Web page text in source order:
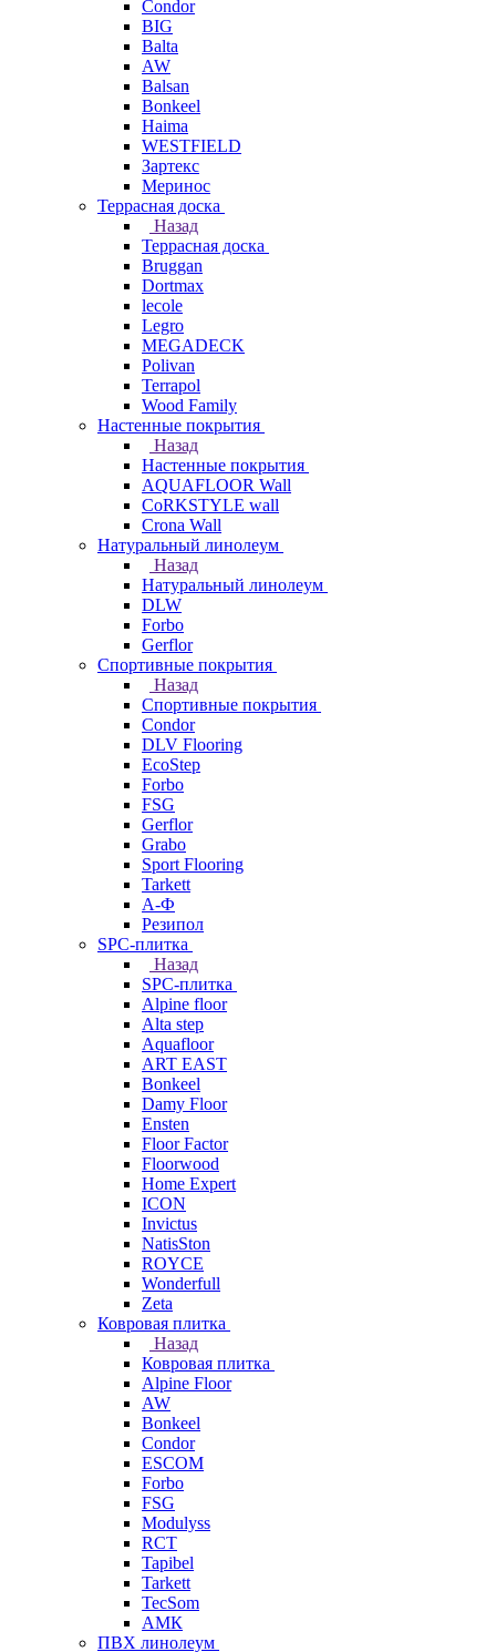
Condor
BIG
Balta
AW
Balsan
Bonkeel
Haima
WESTFIELD
Зартекс
Меринос
Террасная доска
Назад
Террасная доска
Bruggan
Dortmax
lecole
Legro
MEGADECK
Polivan
Terrapol
Wood Family
Настенные покрытия
Назад
Настенные покрытия
AQUAFLOOR Wall
CoRKSTYLE wall
Crona Wall
Натуральный линолеум
Назад
Натуральный линолеум
DLW
Forbo
Gerflor
Спортивные покрытия
Назад
Спортивные покрытия
Condor
DLV Flooring
EcoStep
Forbo
FSG
Gerflor
Grabo
Sport Flooring
Tarkett
А-Ф
Резипол
SPC-плитка
Назад
SPC-плитка
Alpine floor
Alta step
Aquafloor
ART EAST
Bonkeel
Damy Floor
Ensten
Floor Factor
Floorwood
Home Expert
ICON
Invictus
NatisSton
ROYCE
Wonderfull
Zeta
Ковровая плитка
Назад
Ковровая плитка
Alpine Floor
AW
Bonkeel
Condor
ESCOM
Forbo
FSG
Modulyss
RCT
Tapibel
Tarkett
TecSom
АМК
ПВХ линолеум